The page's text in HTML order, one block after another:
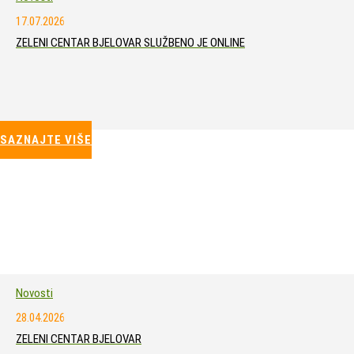
17.07.2026
ZELENI CENTAR BJELOVAR SLUŽBENO JE ONLINE
SAZNAJTE VIŠE
Novosti
28.04.2026
ZELENI CENTAR BJELOVAR